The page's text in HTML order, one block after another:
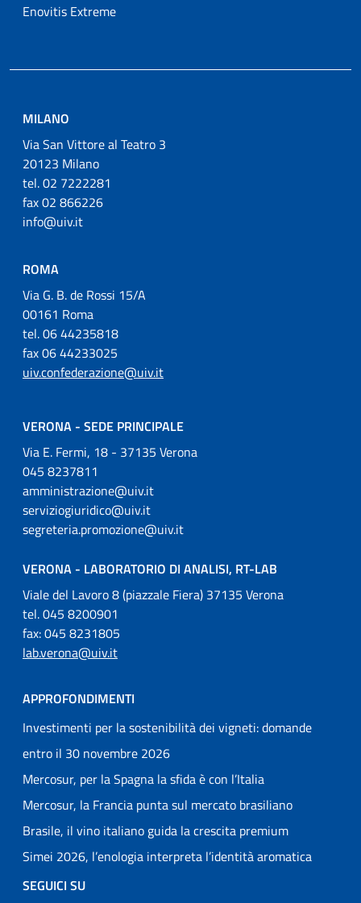
Enovitis Extreme
MILANO
Via San Vittore al Teatro 3
20123 Milano
tel. 02 7222281
fax 02 866226
info@uiv.it
ROMA
Via G. B. de Rossi 15/A
00161 Roma
tel. 06 44235818
fax 06 44233025
uiv.confederazione@uiv.it
VERONA - SEDE PRINCIPALE
Via E. Fermi, 18 - 37135 Verona
045 8237811
amministrazione@uiv.it
serviziogiuridico@uiv.it
segreteria.promozione@uiv.it
VERONA - LABORATORIO DI ANALISI, RT-LAB
Viale del Lavoro 8 (piazzale Fiera) 37135 Verona
tel. 045 8200901
fax: 045 8231805
lab.verona@uiv.it
APPROFONDIMENTI
Investimenti per la sostenibilità dei vigneti: domande
entro il 30 novembre 2026
Mercosur, per la Spagna la sfida è con l’Italia
Mercosur, la Francia punta sul mercato brasiliano
Brasile, il vino italiano guida la crescita premium
Simei 2026, l’enologia interpreta l’identità aromatica
SEGUICI SU